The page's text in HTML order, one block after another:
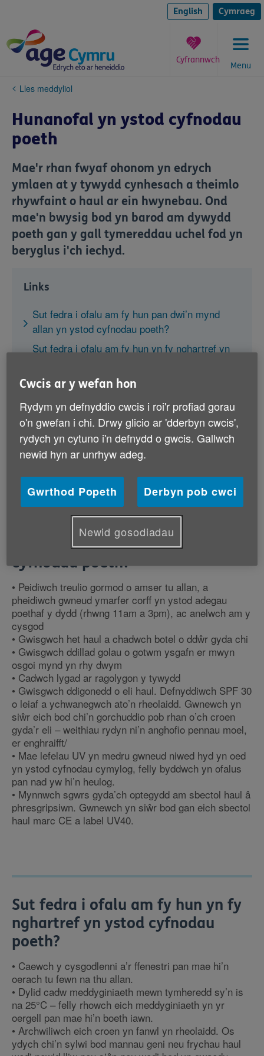
content
English Cymraeg
Menu
Cyfrannwch
You
here:
Lles meddyliol
Hunanofal yn ystod cyfnodau
poeth
Mae'r rhan fwyaf ohonom yn edrych
ymlaen at y tywydd cynhesach a theimlo
rhywfaint o haul ar ein hwynebau. Ond
mae'n bwysig bod yn barod am dywydd
poeth gan y gall tymereddau uchel fod yn
beryglus i'ch iechyd.
Links
Sut fedra i ofalu am fy hun pan dwi’n mynd
allan yn ystod cyfnodau poeth?
Sut fedra i ofalu am fy hun yn fy nghartref yn
Beth ddylwn i wneud os nad ydw i wedi yfed
Beth ddylwn i wneud os nad ydw i wedi yfed
digon o ddŵr, neu os ydw i’n gorgynhesu?
Sut fedra i ofalu am fy hun pan
dwi’n mynd allan yn ystod
cyfnodau poeth?
• Peidiwch treulio gormod o amser tu allan, a
pheidiwch gwneud ymarfer corff yn ystod adegau
poethaf y dydd (rhwng 11am a 3pm), ac anelwch am y
cysgod
• Gwisgwch het haul a chadwch botel o ddŵr gyda chi
• Gwisgwch ddillad golau o gotwm ysgafn er mwyn
osgoi mynd yn rhy dwym
• Cadwch lygad ar ragolygon y tywydd
• Gwisgwch ddigonedd o eli haul. Defnyddiwch SPF 30
o leiaf a ychwanegwch ato’n rheolaidd. Gwnewch yn
siŵr eich bod chi’n gorchuddio pob rhan o’ch croen
gyda’r eli – weithiau rydyn ni’n anghofio pennau moel,
er enghraifft/
• Mae lefelau UV yn medru gwneud niwed hyd yn oed
yn ystod cyfnodau cymylog, felly byddwch yn ofalus
pan nad yw hi’n heulog.
• Mynnwch sgwrs gyda’ch optegydd am sbectol haul â
phresgripsiwn. Gwnewch yn siŵr bod gan eich sbectol
haul marc CE a label UV40.
Sut fedra i ofalu am fy hun yn fy
nghartref yn ystod cyfnodau
poeth?
• Caewch y cysgodlenni a’r ffenestri pan mae hi’n
oerach tu fewn na thu allan.
• Dylid cadw meddyginiaeth mewn tymheredd sy’n is
na 25°C – felly rhowch eich meddyginiaeth yn yr
oergell pan mae hi’n boeth iawn.
• Archwiliwch eich croen yn fanwl yn rheolaidd. Os
ydych chi’n sylwi bod mannau geni neu frychau haul
Cwcis ar y wefan hon
Rydym yn defnyddio cwcis i roi'r profiad gorau
o'n gwefan i chi. Drwy glicio ar 'dderbyn cwcis',
rydych yn cytuno i'n defnydd o gwcis. Gallwch
newid hyn ar unrhyw adeg.
Gwrthod Popeth Derbyn pob cwci
Newid gosodiadau